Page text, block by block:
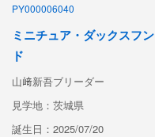
PY000006040
ミニチュア・ダックスフン
ド
山﨑新吾ブリーダー
見学地：茨城県
誕生日：2025/07/20